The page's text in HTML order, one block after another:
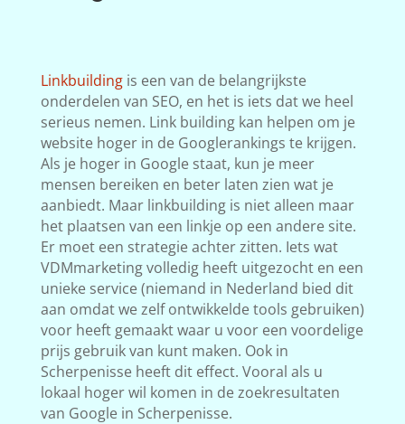
Linkbuildingis een van de belangrijkste
onderdelen van SEO, en het is iets dat we heel
serieus nemen. Link building kan helpen om je
website hoger in de Googlerankings te krijgen.
Als je hoger in Google staat, kun je meer
mensen bereiken en beter laten zien wat je
aanbiedt. Maar linkbuilding is niet alleen maar
het plaatsen van een linkje op een andere site.
Er moet een strategie achter zitten. Iets wat
VDMmarketing volledig heeft uitgezocht en een
unieke service (niemand in Nederland bied dit
aan omdat we zelf ontwikkelde tools gebruiken)
voor heeft gemaakt waar u voor een voordelige
prijs gebruik van kunt maken. Ook in
Scherpenisse heeft dit effect. Vooral als u
lokaal hoger wil komen in de zoekresultaten
van Google in Scherpenisse.